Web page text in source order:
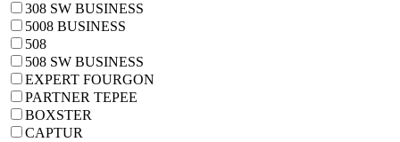
308 SW BUSINESS
5008 BUSINESS
508
508 SW BUSINESS
EXPERT FOURGON
PARTNER TEPEE
BOXSTER
CAPTUR